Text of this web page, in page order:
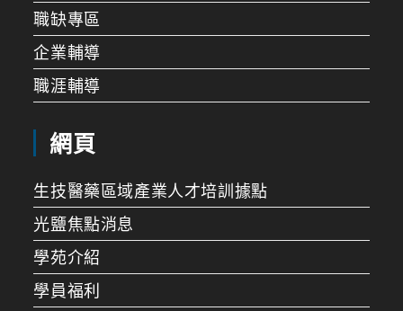
職缺專區
企業輔導
職涯輔導
網頁
生技醫藥區域產業人才培訓據點
光鹽焦點消息
學苑介紹
學員福利